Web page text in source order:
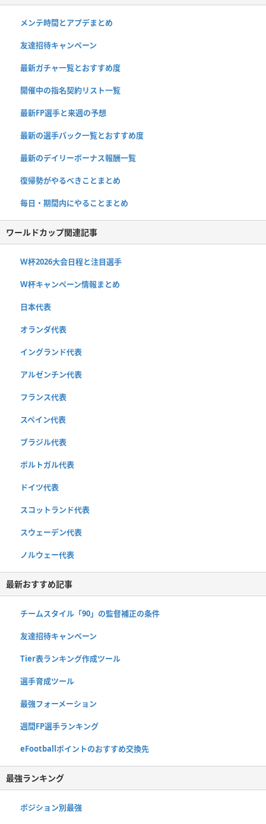
メンテ時間とアプデまとめ
友達招待キャンペーン
最新ガチャ一覧とおすすめ度
開催中の指名契約リスト一覧
最新FP選手と来週の予想
最新の選手パック一覧とおすすめ度
最新のデイリーボーナス報酬一覧
復帰勢がやるべきことまとめ
毎日・期間内にやることまとめ
ワールドカップ関連記事
W杯2026大会日程と注目選手
W杯キャンペーン情報まとめ
日本代表
オランダ代表
イングランド代表
アルゼンチン代表
フランス代表
スペイン代表
ブラジル代表
ポルトガル代表
ドイツ代表
スコットランド代表
スウェーデン代表
ノルウェー代表
最新おすすめ記事
チームスタイル「90」の監督補正の条件
友達招待キャンペーン
Tier表ランキング作成ツール
選手育成ツール
最強フォーメーション
週間FP選手ランキング
eFootballポイントのおすすめ交換先
最強ランキング
ポジション別最強